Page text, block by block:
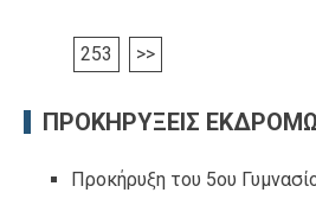
253 >>
ΠΡΟΚΗΡΥΞΕΙΣ
Προκήρυξη του 5ου